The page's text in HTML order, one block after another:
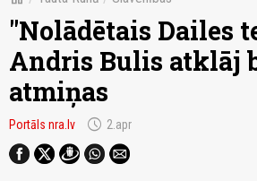
"Nolādētais Dailes
Andris Bulis atklāj
atmiņas
Portāls nra.lv schedule 2.apr